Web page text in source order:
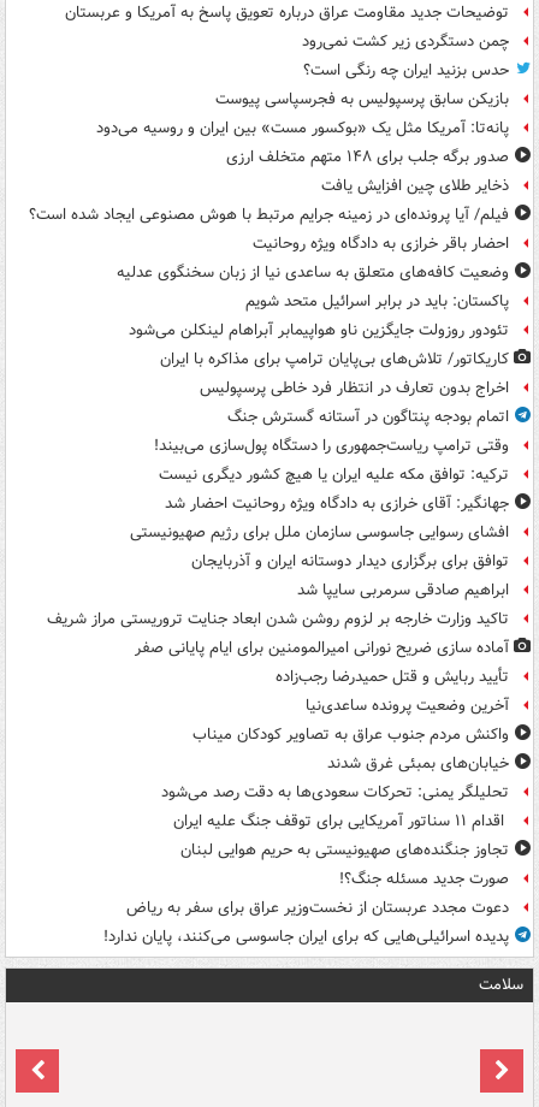
توضیحات جدید مقاومت عراق درباره تعویق پاسخ به آمریکا و عربستان
چمن دستگردی زیر کشت نمی‌رود
حدس بزنید ایران چه رنگی است؟
بازیکن سابق پرسپولیس به فجرسپاسی پیوست
پانه‌تا: آمریکا مثل یک «بوکسور مست» بین ایران و روسیه می‌دود
صدور برگه جلب برای ۱۴۸ متهم متخلف ارزی
ذخایر طلای چین افزایش یافت
فیلم/ آیا پرونده‌ای در زمینه جرایم مرتبط با هوش مصنوعی ایجاد شده است؟
احضار باقر خرازی به دادگاه ویژه روحانیت
وضعیت کافه‌های متعلق به ساعدی نیا از زبان سخنگوی عدلیه
پاکستان: باید در برابر اسرائیل متحد شویم
تئودور روزولت جایگزین ناو هواپیمابر آبراهام لینکلن می‌شود
کاریکاتور/ تلاش‌های بی‌پایان ترامپ برای مذاکره با ایران
اخراج بدون تعارف در انتظار فرد خاطی پرسپولیس
اتمام بودجه پنتاگون در آستانه گسترش جنگ
وقتی ترامپ ریاست‌جمهوری را دستگاه پول‌سازی می‌بیند!
ترکیه: توافق مکه علیه ایران یا هیچ کشور دیگری نیست
جهانگیر: آقای خرازی به دادگاه ویژه روحانیت احضار شد
افشای رسوایی جاسوسی سازمان ملل برای رژیم صهیونیستی
توافق برای برگزاری دیدار دوستانه ایران و آذربایجان
ابراهیم صادقی سرمربی سایپا شد
تاکید وزارت خارجه بر لزوم روشن شدن ابعاد جنایت تروریستی مراز شریف
آماده سازی ضریح نورانی امیرالمومنین برای ایام پایانی صفر
تأیید ربایش و قتل حمیدرضا رجب‌زاده
آخرین وضعیت پرونده ساعدی‌نیا
واکنش مردم جنوب عراق به تصاویر کودکان میناب
خیابان‌های بمبئی غرق شدند
تحلیلگر یمنی: تحرکات سعودی‌ها به دقت رصد می‌شود
اقدام ۱۱ سناتور آمریکایی برای توقف جنگ علیه ایران
تجاوز جنگنده‌های صهیونیستی به حریم هوایی لبنان
صورت جدید مسئله جنگ؟!
دعوت مجدد عربستان از نخست‌وزیر عراق برای سفر به ریاض
پدیده اسرائیلی‌هایی که برای ایران جاسوسی می‌کنند، پایان ندارد!
سلامت